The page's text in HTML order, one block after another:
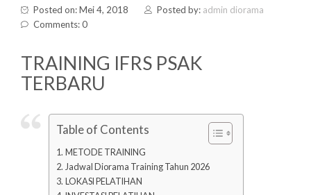
Posted on: Mei 4, 2018 Posted by: admin diorama
Comments: 0
TRAINING IFRS PSAK
TERBARU
Table of Contents
METODE TRAINING
Jadwal Diorama Training Tahun 2026
LOKASI PELATIHAN